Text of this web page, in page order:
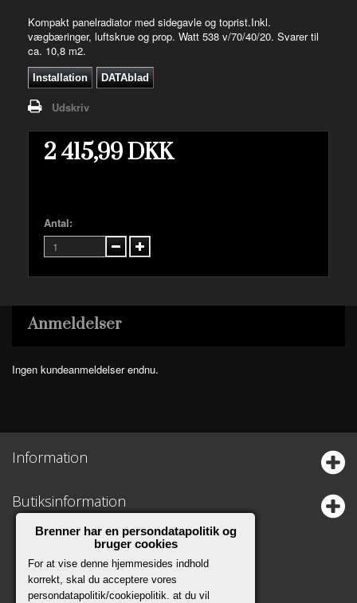
Kompakt panelradiator med sidegavle og toprist.Inkl.
vægbæringer, luftskrue og prop. Watt 538 v/70/40/20. Svarer til
ca. 10,8 m2.
Installation DATAblad
Udskriv
2 415,99 DKK
Antal:
Anmeldelser
Ingen kundeanmeldelser endnu.
Information
Butiksinformation
Brenner har en persondatapolitik og
bruger cookies
For at vise denne hjemmesides indhold
korrekt, skal du acceptere vores
persondatapolitik/cookiepolitik. at du vil